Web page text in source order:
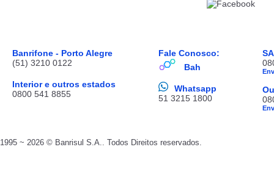
Banrifone - Porto Alegre
(51) 3210 0122
Interior e outros estados
0800 541 8855
Fale Conosco:
Bah
Whatsapp
51 3215 1800
1995 ~ 2026 © Banrisul S.A.. Todos Direitos reservados.